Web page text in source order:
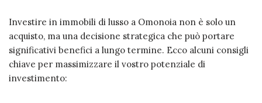
Investire in immobili di lusso a Omonoia non è solo un
acquisto, ma una decisione strategica che può portare
significativi benefici a lungo termine. Ecco alcuni consigli
chiave per massimizzare il vostro potenziale di
investimento: